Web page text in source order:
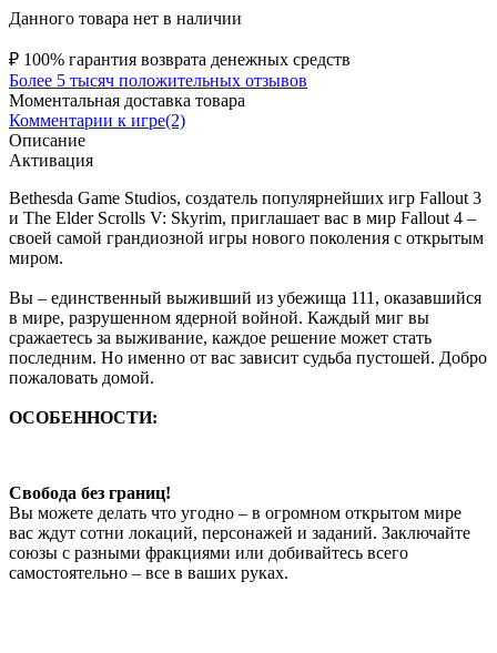
Данного товара нет в наличии
₽ 100% гарантия возврата денежных средств
Более 5 тысяч положительных отзывов
Моментальная доставка товара
Комментарии к игре(2)
Описание
Активация
Bethesda Game Studios, создатель популярнейших игр Fallout 3
и The Elder Scrolls V: Skyrim, приглашает вас в мир Fallout 4 –
своей самой грандиозной игры нового поколения с открытым
миром.
Вы – единственный выживший из убежища 111, оказавшийся
в мире, разрушенном ядерной войной. Каждый миг вы
сражаетесь за выживание, каждое решение может стать
последним. Но именно от вас зависит судьба пустошей. Добро
пожаловать домой.
ОСОБЕННОСТИ:
Свобода без границ!
Вы можете делать что угодно – в огромном открытом мире
вас ждут сотни локаций, персонажей и заданий. Заключайте
союзы с разными фракциями или добивайтесь всего
самостоятельно – все в ваших руках.